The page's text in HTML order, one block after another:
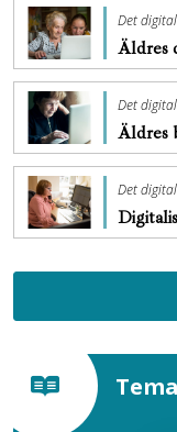
Det
Äldres
Det
Äldres
Det